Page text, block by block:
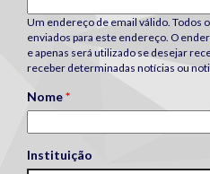
Um endereço de email válido. Todos
enviados para este endereço. O
e apenas será utilizado se desejar
receber determinadas notícias ou
Nome*
Instituição